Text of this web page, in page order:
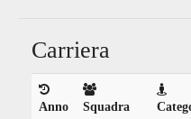
Carriera
Anno Squadra